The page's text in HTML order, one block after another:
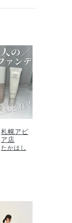
札幌アピ
ア店
たかはし